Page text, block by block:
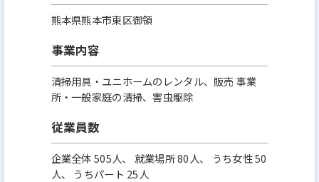
熊本県熊本市東区御領
事業内容
清掃用具・ユニホームのレンタル、販売 事業
所・一般家庭の清掃、害虫駆除
従業員数
企業全体 505人、 就業場所 80人、 うち女性 50
人、 うちパート 25人